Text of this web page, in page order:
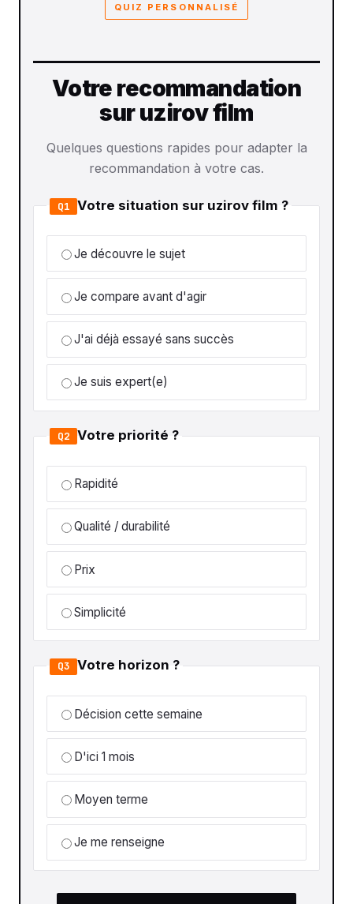
QUIZ PERSONNALISÉ
Votre recommandation
sur uzirov film
Quelques questions rapides pour adapter la
recommandation à votre cas.
Q1 Votre situation sur uzirov film ?
Je découvre le sujet
Je compare avant d'agir
J'ai déjà essayé sans succès
Je suis expert(e)
Q2 Votre priorité ?
Rapidité
Qualité / durabilité
Prix
Simplicité
Q3 Votre horizon ?
Décision cette semaine
D'ici 1 mois
Moyen terme
Je me renseigne